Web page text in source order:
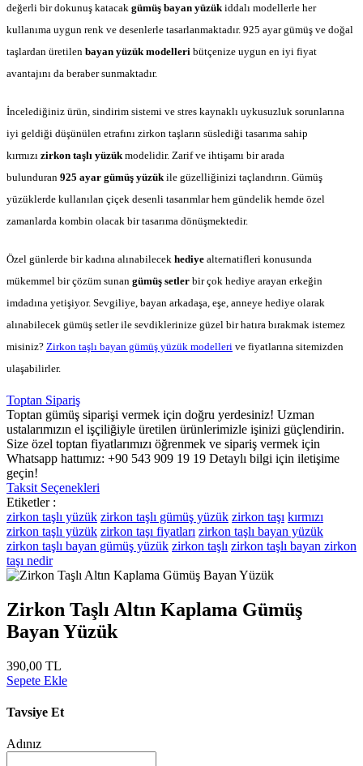
değerli bir dokunuş katacak gümüş bayan yüzükiddalı modellerle her
kullanıma uygun renk ve desenlerle tasarlanmaktadır. 925 ayar gümüş ve doğal
taşlardan üretilen bayan yüzük modelleri bütçenize uygun en iyi fiyat
avantajını da beraber sunmaktadır.
İncelediğiniz ürün, sindirim sistemi ve stres kaynaklı uykusuzluk sorunlarına
iyi geldiği düşünülen etrafını zirkon taşların süslediği tasarıma sahip
kırmızı zirkon taşlı yüzükmodelidir. Zarif ve ihtişamı bir arada
bulunduran 925 ayar gümüş yüzük ile güzelliğinizi taçlandırın. Gümüş
yüzüklerde kullanılan çiçek desenli tasarımlar hem gündelik hemde özel
zamanlarda kombin olacak bir tasarıma dönüşmektedir.
Özel günlerde bir kadına alınabilecek hediye alternatifleri konusunda
mükemmel bir çözüm sunan gümüş setler bir çok hediye arayan erkeğin
imdadına yetişiyor. Sevgiliye, bayan arkadaşa, eşe, anneye hediye olarak
alınabilecek gümüş setler ile sevdiklerinize güzel bir hatıra bırakmak istemez
misiniz? Zirkon taşlı bayan gümüş yüzük modelleri ve fiyatlarına sitemizden
ulaşabilirler.
Toptan Sipariş
Toptan gümüş siparişi vermek için doğru yerdesiniz! Uzman
ustalarımızın el işçiliğiyle üretilen ürünlerimizle işinizi güçlendirin.
Size özel toptan fiyatlarımızı öğrenmek ve sipariş vermek için
Whatsapp hattımız: +90 543 909 19 19 Detaylı bilgi için iletişime
geçin!
Taksit Seçenekleri
Etiketler :
zirkon taşlı yüzük zirkon taşlı gümüş yüzük zirkon taşı kırmızı
zirkon taşlı yüzük zirkon taşı fiyatları zirkon taşlı bayan yüzük
zirkon taşlı bayan gümüş yüzük zirkon taşlı zirkon taşlı bayan zirkon
taşı nedir
Zirkon Taşlı Altın Kaplama Gümüş
Bayan Yüzük
390,00 TL
Sepete Ekle
Tavsiye Et
Adınız